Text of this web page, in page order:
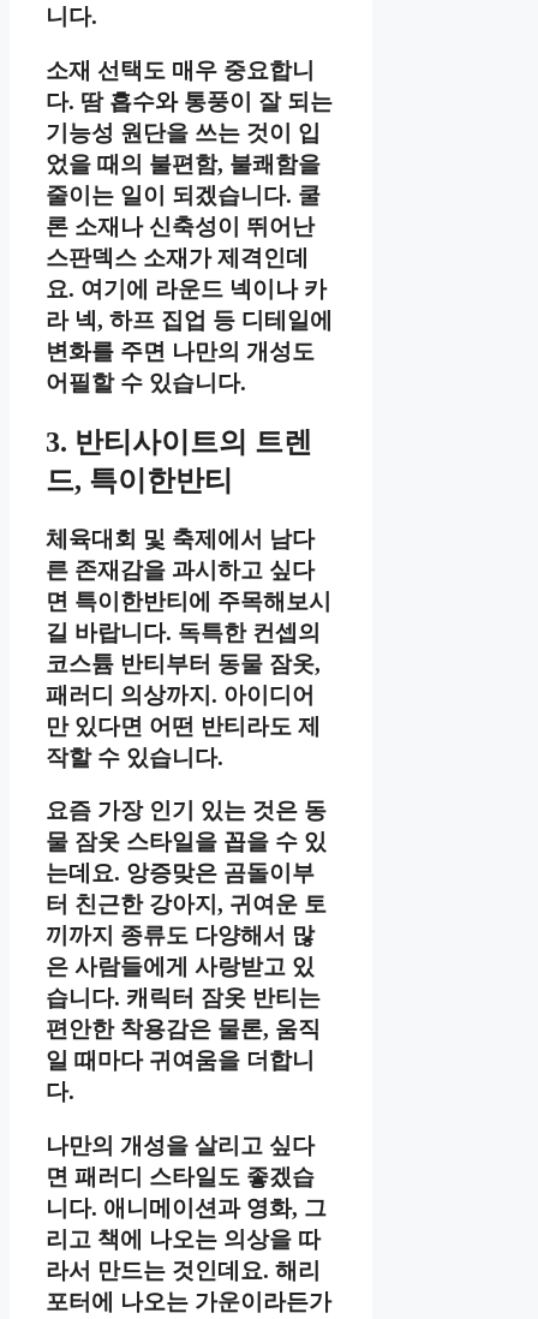
니다.
소재 선택도 매우 중요합니
다. 땀 흡수와 통풍이 잘 되는
기능성 원단을 쓰는 것이 입
었을 때의 불편함, 불쾌함을
줄이는 일이 되겠습니다. 쿨
론 소재나 신축성이 뛰어난
스판덱스 소재가 제격인데
요. 여기에 라운드 넥이나 카
라 넥, 하프 집업 등 디테일에
변화를 주면 나만의 개성도
어필할 수 있습니다.
3. 반티사이트의 트렌
드, 특이한반티
체육대회 및 축제에서 남다
른 존재감을 과시하고 싶다
면 특이한반티에 주목해보시
길 바랍니다. 독특한 컨셉의
코스튬 반티부터 동물 잠옷,
패러디 의상까지. 아이디어
만 있다면 어떤 반티라도 제
작할 수 있습니다.
요즘 가장 인기 있는 것은 동
물 잠옷 스타일을 꼽을 수 있
는데요. 앙증맞은 곰돌이부
터 친근한 강아지, 귀여운 토
끼까지 종류도 다양해서 많
은 사람들에게 사랑받고 있
습니다. 캐릭터 잠옷 반티는
편안한 착용감은 물론, 움직
일 때마다 귀여움을 더합니
다.
나만의 개성을 살리고 싶다
면 패러디 스타일도 좋겠습
니다. 애니메이션과 영화, 그
리고 책에 나오는 의상을 따
라서 만드는 것인데요. 해리
포터에 나오는 가운이라든가